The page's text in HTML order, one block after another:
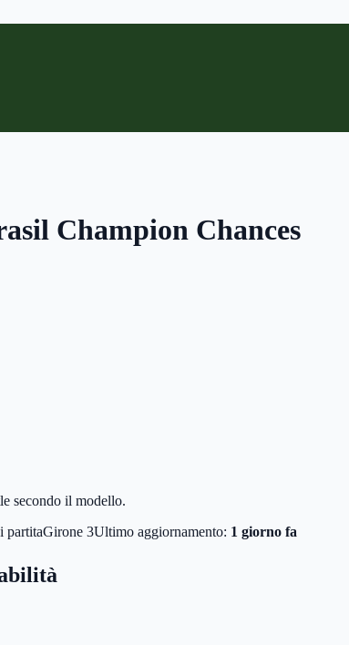
Champion Chances
secondo il modello.
partitaGirone 3Ultimo aggiornamento: 1 giorno fa